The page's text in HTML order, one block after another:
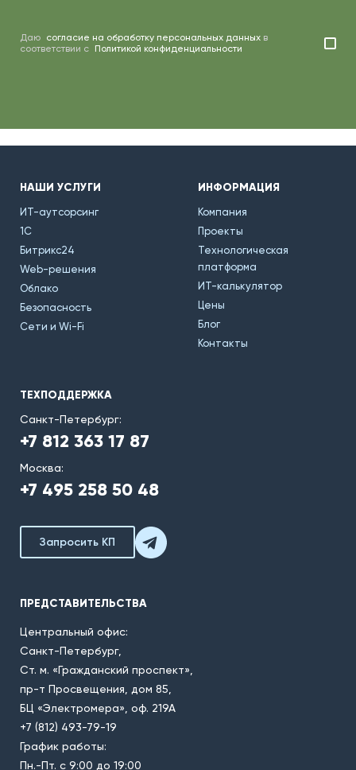
Даю согласие на обработку персональных данных в
соответствии с Политикой конфиденциальности
НАШИ УСЛУГИ
ИТ-аутсорсинг
1С
Битрикс24
Web-решения
Облако
Безопасность
Сети и Wi-Fi
ИНФОРМАЦИЯ
Компания
Проекты
Технологическая
платформа
ИТ-калькулятор
Цены
Блог
Контакты
ТЕХПОДДЕРЖКА
Санкт-Петербург:
+7 812 363 17 87
Москва:
+7 495 258 50 48
Запросить КП
ПРЕДСТАВИТЕЛЬСТВА
Центральный офис:
Санкт-Петербург,
Ст. м. «Гражданский проспект»,
пр-т Просвещения, дом 85,
БЦ «Электромера», оф. 219А
+7 (812) 493-79-19
График работы:
Пн.-Пт. с 9:00 до 19:00